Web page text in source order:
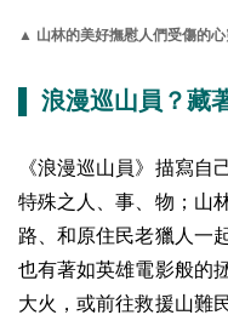
▲ 山林的美好撫慰人們受傷的
▌ 浪漫巡山員？藏
《浪漫巡山員》 描寫自
特殊之人、事、物；山
路、和原住民老獵人一
也有著如英雄電影般的
大火，或前往救援山難